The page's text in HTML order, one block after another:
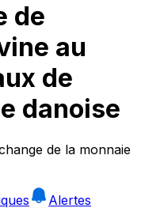
de
au
de
danoise
de la monnaie
Alertes